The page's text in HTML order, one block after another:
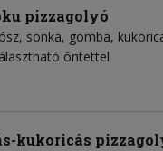
pizzagolyó
sonka gomba
öntettel
kukoricás